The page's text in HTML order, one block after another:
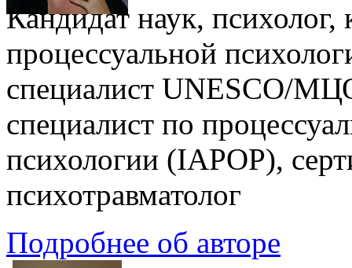
Кандидат наук, психолог,
процессуальной
специалист UNESCO/
специалист по
психологии (IAPOP),
психотравматолог
Подробнее об авторе